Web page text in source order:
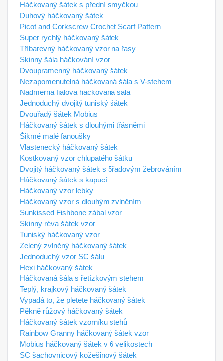
Háčkovaný šátek s přední smyčkou
Duhový háčkovaný šátek
Picot and Corkscrew Crochet Scarf Pattern
Super rychlý háčkovaný šátek
Tříbarevný háčkovaný vzor na řasy
Skinny šála háčkování vzor
Dvoupramenný háčkovaný šátek
Nezapomenutelná háčkovaná šála s V-stehem
Nadměrná fialová háčkovaná šála
Jednoduchý dvojitý tuniský šátek
Dvouřadý šátek Mobius
Háčkovaný šátek s dlouhými třásněmi
Šikmé malé fanoušky
Vlastenecký háčkovaný šátek
Kostkovaný vzor chlupatého šátku
Dvojitý háčkovaný šátek s 5řadovým žebrováním
Háčkovaný šátek s kapucí
Háčkovaný vzor lebky
Háčkovaný vzor s dlouhým zvlněním
Sunkissed Fishbone zábal vzor
Skinny réva šátek vzor
Tuniský háčkovaný vzor
Zelený zvlněný háčkovaný šátek
Jednoduchý vzor SC šálu
Hexi háčkovaný šátek
Háčkovaná šála s řetízkovým stehem
Teplý, krajkový háčkovaný šátek
Vypadá to, že pletete háčkovaný šátek
Pěkně růžový háčkovaný šátek
Háčkovaný šátek vzorníku stehů
Rainbow Granny háčkovaný šátek vzor
Mobius háčkovaný šátek v 6 velikostech
SC šachovnicový kožešinový šátek